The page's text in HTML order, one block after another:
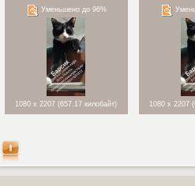
Уменьшено до 96%
1080 x 2207 (657.17 килобайт) 1080 x 2207